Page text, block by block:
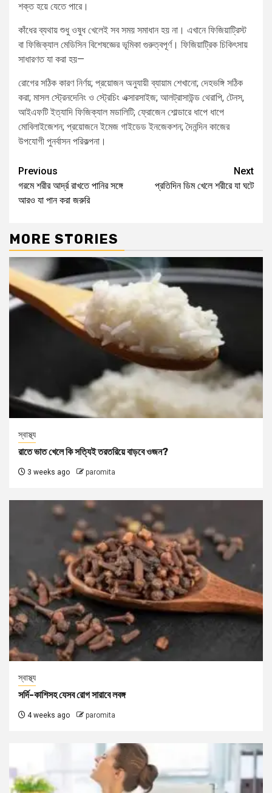
শক্ত হয়ে যেতে পারে।
কাঁধের ব্যথায় শুধু ওষুধ খেলেই সব সময় সমাধান হয় না। এখানে ফিজিয়াট্রিস্ট
বা ফিজিক্যাল মেডিসিন বিশেষজ্ঞের ভূমিকা গুরুত্বপূর্ণ। ফিজিয়াট্রিক চিকিৎসায়
সাধারণত যা করা হয়—
রোগের সঠিক কারণ নির্ণয়; প্রয়োজন অনুযায়ী ব্যায়াম শেখানো; দেহভঙ্গি সঠিক
করা; মাসল স্ট্রেনদেনিং ও স্ট্রেচিং এক্সারসাইজ; আলট্রাসাউন্ড থেরাপি, টেনস,
আইএফটি ইত্যাদি ফিজিক্যাল মডালিটি; ফ্রোজেন শোল্ডারে ধাপে ধাপে
মোবিলাইজেশন; প্রয়োজনে ইমেজ গাইডেড ইনজেকশন; দৈনন্দিন কাজের
উপযোগী পুনর্বাসন পরিকল্পনা।
Previous
গরমে শরীর আর্দ্র রাখতে পানির সঙ্গে
আরও যা পান করা জরুরি
Next
প্রতিদিন ডিম খেলে শরীরে যা ঘটে
MORE STORIES
স্বাস্থ্য
রাতে ভাত খেলে কি সত্যিই তরতরিয়ে বাড়বে ওজন?
3 weeks ago paromita
স্বাস্থ্য
সর্দি-কাশিসহ যেসব রোগ সারাবে লবঙ্গ
4 weeks ago paromita